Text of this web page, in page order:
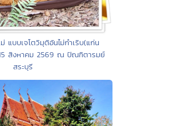
แบบเจโตวิมุติอันไม่กำเริบ(แก่น
สิงหาคม 2569 ณ ปัณฑิตารมย์
สระบุรี